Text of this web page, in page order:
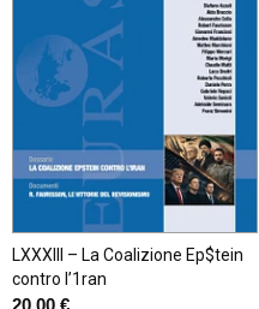
LXXXIII – La Coalizione Ep$tein
contro l’1ran